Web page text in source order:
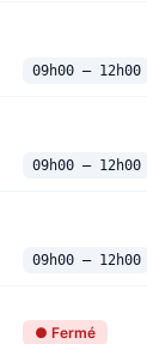
09h00 — 12h00
09h00 — 12h00
09h00 — 12h00
● Fermé